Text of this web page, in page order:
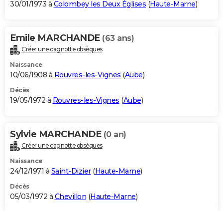
30/01/1973 à Colombey les Deux Églises (Haute-Marne)
Emile MARCHANDE (63 ans)
Créer une cagnotte obsèques
Naissance
10/06/1908 à Rouvres-les-Vignes (Aube)
Décès
19/05/1972 à Rouvres-les-Vignes (Aube)
Sylvie MARCHANDE (0 an)
Créer une cagnotte obsèques
Naissance
24/12/1971 à Saint-Dizier(Haute-Marne)
Décès
05/03/1972 à Chevillon (Haute-Marne)